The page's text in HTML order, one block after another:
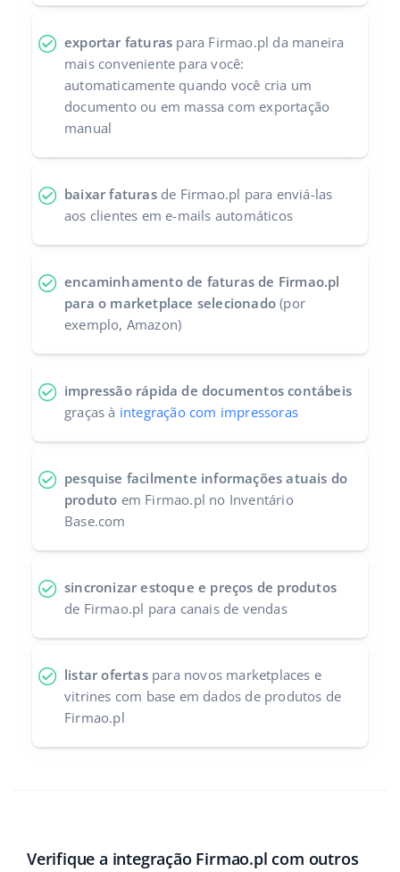
português (BR)
中文
exportar faturas para Firmao.pl da maneira
mais conveniente para você:
automaticamente quando você cria um
documento ou em massa com exportação
manual
baixar faturasde Firmao.pl para enviá-las
aos clientes em e-mails automáticos
encaminhamento de faturas de Firmao.pl
para o marketplace selecionado (por
exemplo, Amazon)
impressão rápida de documentos contábeis
graças à integração com impressoras
pesquise facilmente informações atuais do
produto em Firmao.pl no Inventário
Base.com
sincronizar estoque e preços de produtos
de Firmao.pl para canais de vendas
listar ofertaspara novos marketplaces e
vitrines com base em dados de produtos de
Firmao.pl
Verifique a integração Firmao.pl com outros